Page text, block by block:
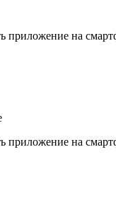
приложение на
приложение на